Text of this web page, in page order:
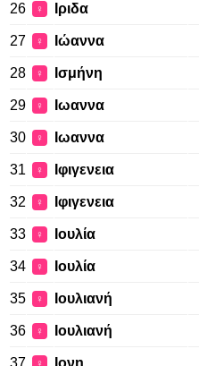
26 ♀ Ιριδα
27 ♀ Ιώαννα
28 ♀ Ισμήνη
29 ♀ Ιωαννα
30 ♀ Ιωαννα
31 ♀ Ιφιγενεια
32 ♀ Ιφιγενεια
33 ♀ Ιουλία
34 ♀ Ιουλία
35 ♀ Ιουλιανή
36 ♀ Ιουλιανή
37 ♀ Ιονη